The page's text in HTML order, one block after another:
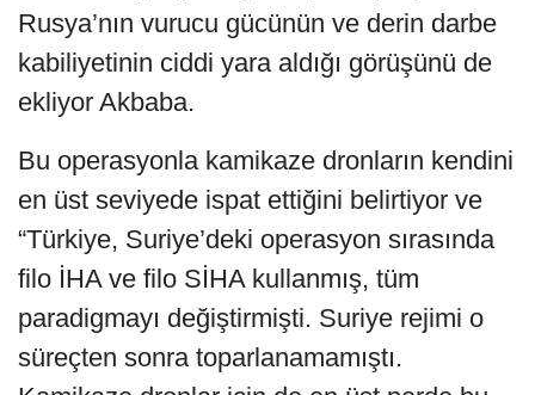
Rusya’nın vurucu gücünün ve derin darbe
kabiliyetinin ciddi yara aldığı görüşünü de
ekliyor Akbaba.
Bu operasyonla kamikaze dronların kendini
en üst seviyede ispat ettiğini belirtiyor ve
“Türkiye, Suriye’deki operasyon sırasında
filo İHA ve filo SİHA kullanmış, tüm
paradigmayı değiştirmişti. Suriye rejimi o
süreçten sonra toparlanamamıştı.